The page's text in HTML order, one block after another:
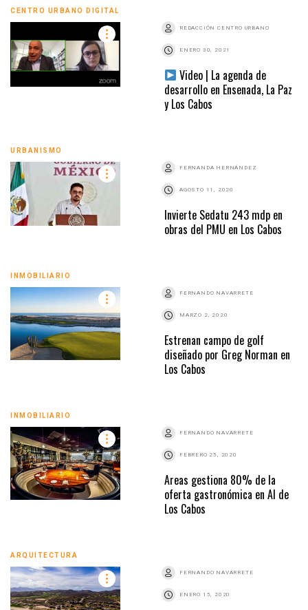
CENTRO URBANO DIGITAL
REDACCIÓN CENTRO URBANO
ENERO 30, 2021
Video | La agenda de
desarrollo en Ensenada, La Paz
y Los Cabos
URBANISMO
FERNANDA HERNÁNDEZ
AGOSTO 11, 2020
Invierte Sedatu 243 mdp en
obras del PMU en Los Cabos
INMOBILIARIO
FERNANDO NAVARRETE
MARZO 2, 2020
Estrenan campo de golf
diseñado por Greg Norman en
Los Cabos
INMOBILIARIO
FERNANDO NAVARRETE
FEBRERO 25, 2020
Areas gestiona 80% de la
oferta gastronómica en AI de
Los Cabos
ARQUITECTURA
FERNANDO NAVARRETE
ENERO 15, 2020